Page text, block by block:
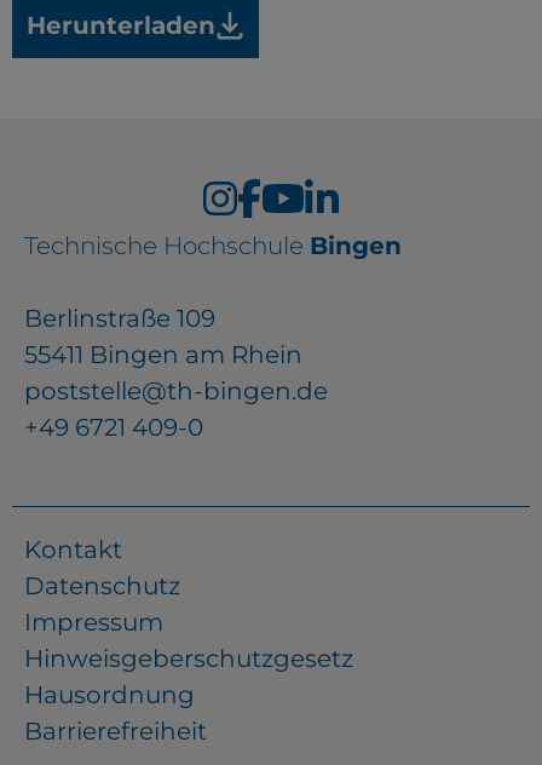
Herunterladen
Technische Hochschule Bingen
Berlinstraße 109
55411 Bingen am Rhein
poststelle@th-bingen.de
+49 6721 409-0
Kontakt
Datenschutz
Impressum
Hinweisgeberschutzgesetz
Hausordnung
Barrierefreiheit